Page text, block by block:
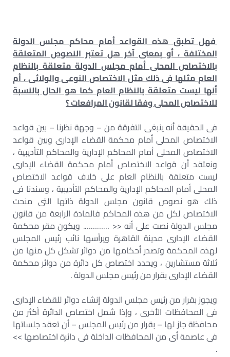
فهل تطبق هذه القواعد أمام محاكم مجلس الدولة
المختلفة ، أو بمعنى آخر هل تعتبر النصوص المتعلقة
بالاختصاص المحلى أمام مجلس الدولة متعلقة بالنظام
العام مثلها فى ذلك مثل الاختصاص النوعى والولائى ، أم
أنها ليست متعلقة بالنظام العام كما هو الحال بالنسبة
للاختصاص المحلى وفقا لقانون المرافعات ؟
فى الحقيقة أنه ينبغى التفرقة من – وجهة نظرنا – بين قواعد
الاختصاص المحلى أمام محكمة القضاء الإدارى وبين قواعد
الاختصاص المحلى أمام المحاكم الإدارية والمحاكم التأديبية ،
ونعتقد أن قواعد الاختصاص أمام محكمة القضاء الإدارى
ليست متعلقة بالنظام العام على خلاف قواعد الاختصاص
المحلى أمام المحاكم الإدارية والمحاكم التأديبية ، وسندنا فى
ذلك هو نصوص قانون مجلس الدولة ذاتها التى منحت
الاختصاص لكل من هذه المحاكم فالمادة الرابعة من قانون
مجلس الدولة نصت على أنه << …………. ويكون مقر محكمة
القضاء الإدارى مدينة القاهرة ويرأسها نائب رئيس المجلس
لهذه المحكمة وتصدر أحكامها من دوائر تشكل كل منها من
ثلاثة مستشارين ، ويحدد اختصاص كل دائرة من دوائر محكمة
القضاء الإدارى بقرار من رئيس مجلس الدولة .
ويجوز بقرار من رئيس مجلس الدولة إنشاء دوائر للقضاء الإدارى
فى المحافظات الأخرى ، وإذا شمل اختصاص الدائرة أكثر من
محافظة جاز لها – بقرار من رئيس المجلس – أن تعقد جلساتها
فى عاصمة أى من المحافظات الداخلة فى دائرة اختصاصها >>
.